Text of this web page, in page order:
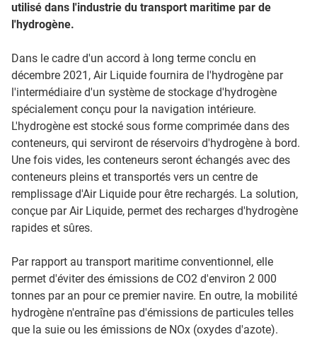
utilisé dans l'industrie du transport maritime par de
l'hydrogène.
Dans le cadre d'un accord à long terme conclu en
décembre 2021, Air Liquide fournira de l'hydrogène par
l'intermédiaire d'un système de stockage d'hydrogène
spécialement conçu pour la navigation intérieure.
L'hydrogène est stocké sous forme comprimée dans des
conteneurs, qui serviront de réservoirs d'hydrogène à bord.
Une fois vides, les conteneurs seront échangés avec des
conteneurs pleins et transportés vers un centre de
remplissage d'Air Liquide pour être rechargés. La solution,
conçue par Air Liquide, permet des recharges d'hydrogène
rapides et sûres.
Par rapport au transport maritime conventionnel, elle
permet d'éviter des émissions de CO2 d'environ 2 000
tonnes par an pour ce premier navire. En outre, la mobilité
hydrogène n'entraîne pas d'émissions de particules telles
que la suie ou les émissions de NOx (oxydes d'azote).